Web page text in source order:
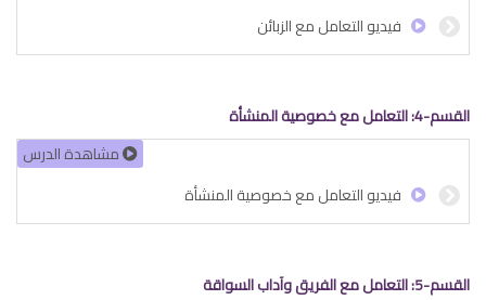
فيديو التعامل مع الزبائن
القسم-4: التعامل مع خصوصية المنشأة
مشاھدة الدرس
فيديو التعامل مع خصوصية المنشأة
القسم-5: التعامل مع الفريق وآداب السواقة